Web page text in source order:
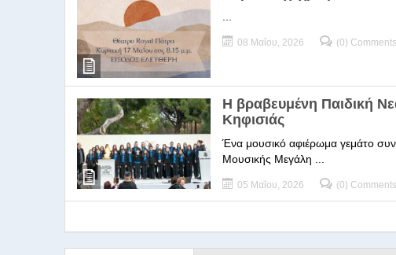
08 Μαΐου, 2026 (0) Comments
Η βραβευμένη Παιδική
Κηφισιάς
Ένα μουσικό αφιέρωμα γεμάτο
Μουσικής Μεγάλη ...
05 Μαΐου, 2026 (0) Comments